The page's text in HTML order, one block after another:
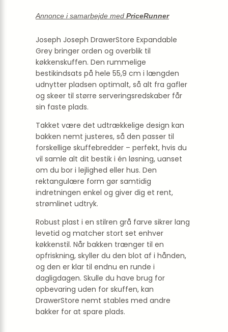
Annonce i samarbejde med PriceRunner
Joseph Joseph DrawerStore Expandable
Grey bringer orden og overblik til
køkkenskuffen. Den rummelige
bestikindsats på hele 55,9 cm i længden
udnytter pladsen optimalt, så alt fra gafler
og skeer til større serveringsredskaber får
sin faste plads.
Takket være det udtrækkelige design kan
bakken nemt justeres, så den passer til
forskellige skuffebredder – perfekt, hvis du
vil samle alt dit bestik i én løsning, uanset
om du bor i lejlighed eller hus. Den
rektangulære form gør samtidig
indretningen enkel og giver dig et rent,
strømlinet udtryk.
Robust plast i en stilren grå farve sikrer lang
levetid og matcher stort set enhver
køkkenstil. Når bakken trænger til en
opfriskning, skyller du den blot af i hånden,
og den er klar til endnu en runde i
dagligdagen. Skulle du have brug for
opbevaring uden for skuffen, kan
DrawerStore nemt stables med andre
bakker for at spare plads.